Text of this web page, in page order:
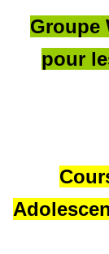
Groupe
pour